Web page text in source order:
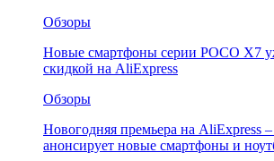
Обзоры
Новые смартфоны серии POCO X7
скидкой на AliExpress
Обзоры
Новогодняя премьера на AliExpress
анонсирует новые смартфоны и